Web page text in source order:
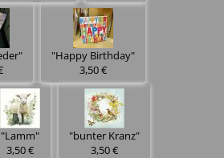
"Happy Birthday"
3,50 €
"Lamm"
3,50 €
"bunter Kranz"
3,50 €